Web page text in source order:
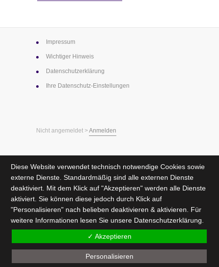
Impressum
Wichtiger Hinweis
Datenschutz­erklärung
Ihre Datenschutz-Einstellungen
Nicht angemeldet >Anmelden
Diese Website verwendet technisch notwendige Cookies sowie
externe Dienste. Standardmäßig sind alle externen Dienste
deaktiviert. Mit dem Klick auf "Akzeptieren" werden alle Dienste
aktiviert. Sie können diese jedoch durch Klick auf
"Personalisieren" nach belieben deaktivieren & aktivieren. Für
weitere Informationen lesen Sie unsere Datenschutzerklärung.
✓ Akzeptieren
Personalisieren